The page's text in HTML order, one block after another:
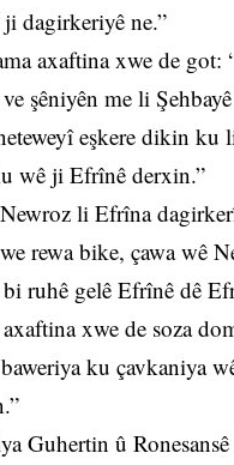
dagirkeriyê ne.”
axaftina xwe de
şêniyên me li
eşkere dikin
wê ji Efrînê derxin.”
li Efrîna
rewa bike, çawa wê
ruhê gelê Efrînê dê
xwe de soza
ku çavkaniya
Guhertin û